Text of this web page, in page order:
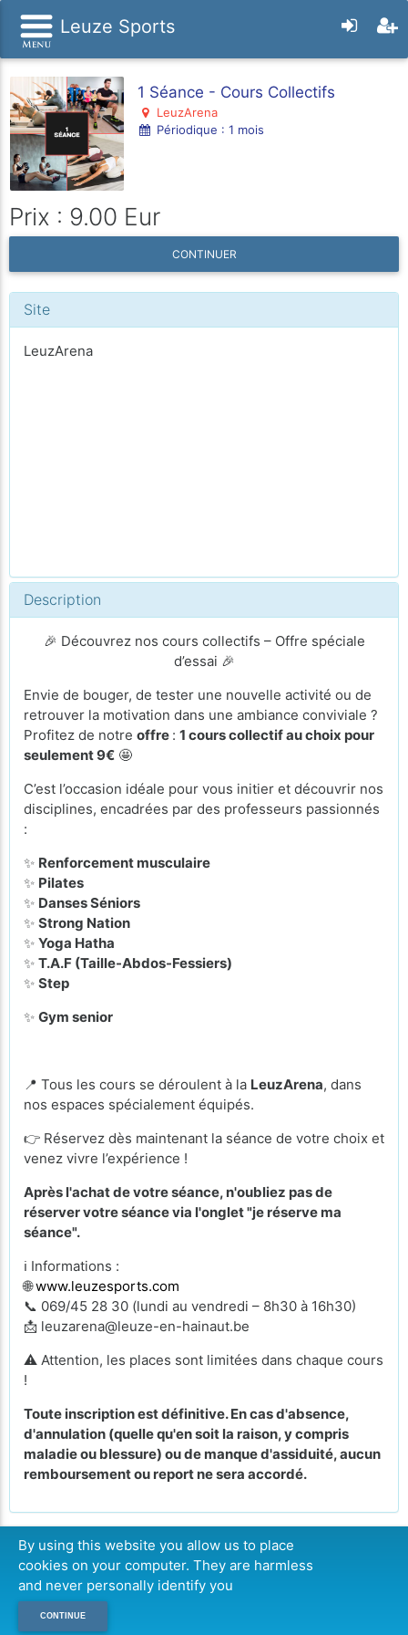
Leuze Sports
1 Séance - Cours Collectifs
LeuzArena
Périodique : 1 mois
Prix : 9.00 Eur
CONTINUER
Site
LeuzArena
Description
🎉 Découvrez nos cours collectifs – Offre spéciale
d’essai 🎉
Envie de bouger, de tester une nouvelle activité ou de
retrouver la motivation dans une ambiance conviviale ?
Profitez de notre offre : 1 cours collectif au choix pour
seulement 9€ 🤩
C’est l’occasion idéale pour vous initier et découvrir nos
disciplines, encadrées par des professeurs passionnés
:
✨ Renforcement musculaire
✨ Pilates
✨ Danses Séniors
✨ Strong Nation
✨ Yoga Hatha
✨ T.A.F (Taille-Abdos-Fessiers)
✨ Step
✨ Gym senior
📍 Tous les cours se déroulent à la LeuzArena, dans
nos espaces spécialement équipés.
👉 Réservez dès maintenant la séance de votre choix et
venez vivre l’expérience !
Après l'achat de votre séance, n'oubliez pas de
réserver votre séance via l'onglet "je réserve ma
séance".
ℹ️ Informations :
🌐www.leuzesports.com
📞 069/45 28 30 (lundi au vendredi – 8h30 à 16h30)
📩 leuzarena@leuze-en-hainaut.be
⚠️ Attention, les places sont limitées dans chaque cours
!
Toute inscription est définitive. En cas d'absence,
d'annulation (quelle qu'en soit la raison, y compris
maladie ou blessure) ou de manque d'assiduité, aucun
remboursement ou report ne sera accordé.
CONTINUER
By using this website you allow us to place
cookies on your computer. They are harmless
and never personally identify you
CONTINUE